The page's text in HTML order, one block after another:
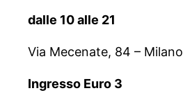
dalle 10 alle 21
Via Mecenate, 84 – Milano
Ingresso Euro 3